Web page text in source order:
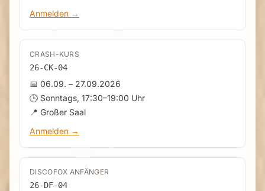
Anmelden →
CRASH-KURS
26-CK-04
📅 06.09. – 27.09.2026
🕒 Sonntags, 17:30–19:00 Uhr
📍 Großer Saal
Anmelden →
DISCOFOX ANFÄNGER
26-DF-04